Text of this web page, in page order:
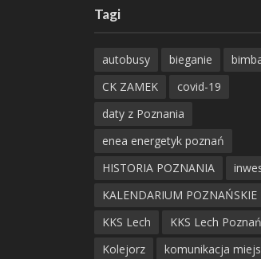
Tagi
autobusy bieganie
CK ZAMEK
covid-19
daty z Poznania
enea energetyk poznań
HISTORIA POZNANIA
KALENDARIUM POZNAŃSKIE
KKS Lech
KKS Lech Poznań
Kolejorz
komunikacja